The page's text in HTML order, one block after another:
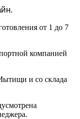
от 1 до 7
компанией
и со склада